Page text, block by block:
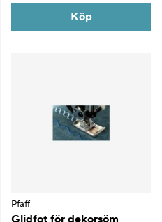
Köp
Pfaff
Glidfot för dekorsöm